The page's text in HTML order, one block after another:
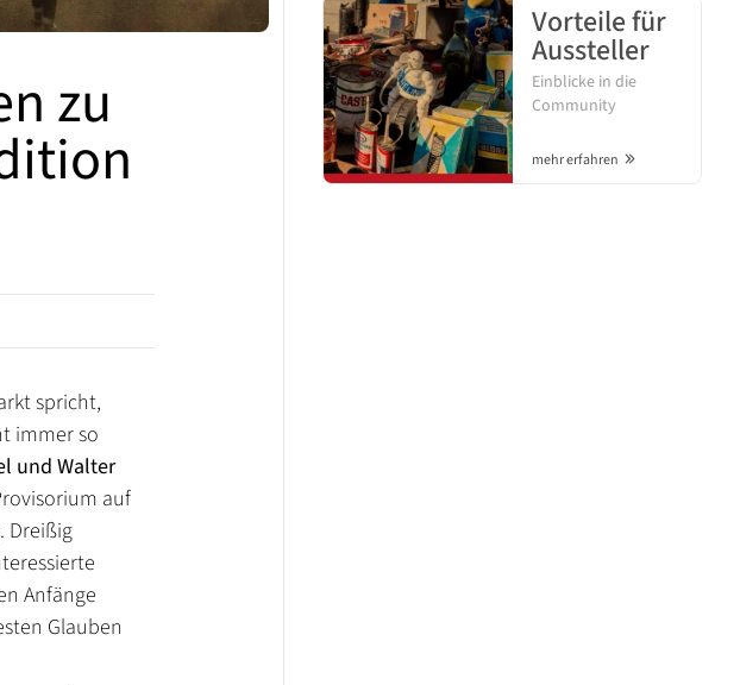
zu
spricht,
immer so
und Walter
auf
Dreißig
Anfänge
Glauben
Vorteile für
Aussteller
Einblicke in die
Community
mehr erfahren